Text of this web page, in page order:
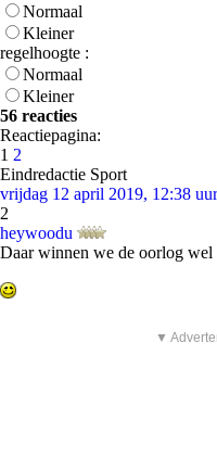
Normaal
Kleiner
regelhoogte :
Normaal
Kleiner
56 reacties
Reactiepagina:
1 2
Eindredactie Sport
vrijdag 12 april 2019, 12:38 uur
2
heywoodu
Daar winnen we de oorlog wel
▼